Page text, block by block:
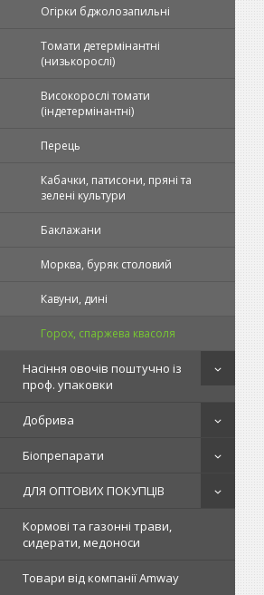
Огірки бджолозапильні
Томати детермінантні
(низькорослі)
Високорослі томати
(індетермінантні)
Перець
Кабачки, патисони, пряні та
зелені культури
Баклажани
Морква, буряк столовий
Кавуни, дині
Горох, спаржева квасоля
Насіння овочів поштучно із
проф. упаковки
Добрива
Біопрепарати
ДЛЯ ОПТОВИХ ПОКУПЦІВ
Кормові та газонні трави,
сидерати, медоноси
Товари від компанії Amway